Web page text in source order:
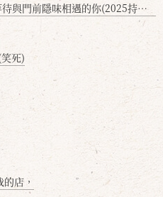
門前隱味相遇的你(2025持續更新
死)
店，